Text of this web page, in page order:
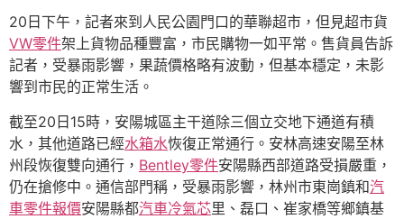
20日下午，記者來到人民公園門口的華聯超市，但見超市貨
VW零件架上貨物品種豐富，市民購物一如平常。售貨員告訴
記者，受暴雨影響，果蔬價格略有波動，但基本穩定，未影
響到市民的正常生活。
截至20日15時，安陽城區主干道除三個立交地下通道有積
水，其他道路已經水箱水恢復正常通行。安林高速安陽至林
州段恢復雙向通行， Bentley零件安陽縣西部道路受損嚴重，
仍在搶修中。通信部門稱，受暴雨影響，林州市東崗鎮和汽
車零件報價安陽縣都汽車冷氣芯里、磊口、崔家橋等鄉鎮基